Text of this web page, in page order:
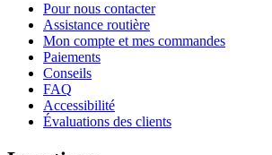
Pour nous contacter
Assistance routière
Mon compte et mes commandes
Paiements
Conseils
FAQ
Accessibilité
Évaluations des clients